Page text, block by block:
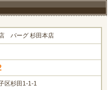
バーグ 杉田本店
区杉田1-1-1